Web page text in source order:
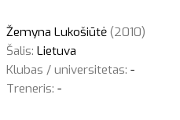
Žemyna Lukošiūtė (2010)
Šalis: Lietuva
Klubas / universitetas: -
Treneris: -